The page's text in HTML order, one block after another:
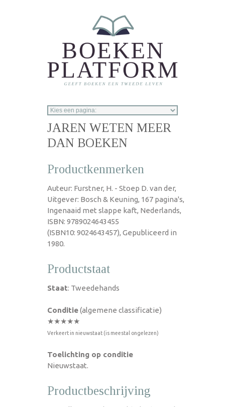
JAREN WETEN MEER
DAN BOEKEN
Productkenmerken
Auteur: Furstner, H. - Stoep D. van der,
Uitgever: Bosch & Keuning, 167 pagina's,
Ingenaaid met slappe kaft, Nederlands,
ISBN: 9789024643455
(ISBN10: 9024643457), Gepubliceerd in
1980.
Productstaat
Staat: Tweedehands
Conditie(algemene classificatie)
★★★★★
Verkeert in nieuwstaat (is meestal ongelezen)
Toelichting op conditie
Nieuwstaat.
Productbeschrijving